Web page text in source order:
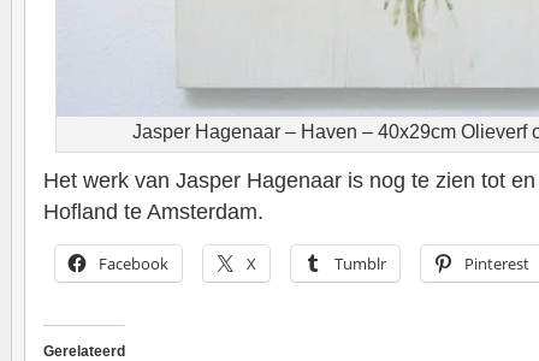
Jasper Hagenaar – Haven – 40x29cm Olieverf
Het werk van Jasper Hagenaar is nog te zien tot
Hofland te Amsterdam.
Facebook X Tumblr Pinterest
Gerelateerd